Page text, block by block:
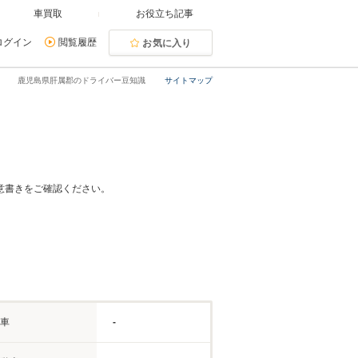
車買取 お役立ち記事
グイン 閲覧履歴 お気に入り
サイトマップ
鹿児島県肝属郡のドライバー豆知識
きをご確認ください。
-